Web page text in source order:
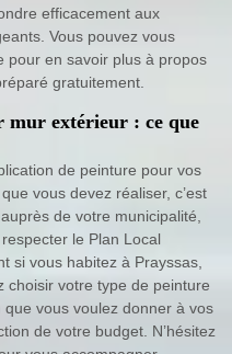
efficacement aux
Vous pouvez vous
pour en savoir plus à propos
gratuitement.
mur extérieur : ce que
de peinture pour vos
vous devez réaliser, c’est
de votre municipalité,
le Plan Local
si vous habitez à Prayssas,
choisir votre type de peinture
vous voulez donner à vos
de votre budget. N’hésitez